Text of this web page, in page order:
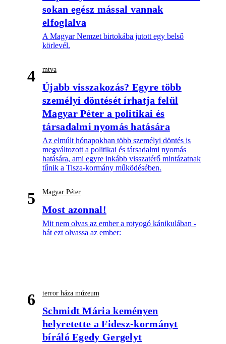
sokan egész mással vannak
elfoglalva
A Magyar Nemzet birtokába jutott egy belső
körlevél.
4 mtva
Újabb visszakozás? Egyre több
személyi döntését írhatja felül
Magyar Péter a politikai és
társadalmi nyomás hatására
Az elmúlt hónapokban több személyi döntés is
megváltozott a politikai és társadalmi nyomás
hatására, ami egyre inkább visszatérő mintázatnak
tűnik a Tisza-kormány működésében.
5 Magyar Péter
Most azonnal!
Mit nem olvas az ember a rotyogó kánikulában -
hát ezt olvassa az ember:
6 terror háza múzeum
Schmidt Mária keményen
helyretette a Fidesz-kormányt
bíráló Egedy Gergelyt